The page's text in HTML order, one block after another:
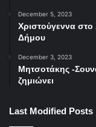
December 5, 2023
Χριστούγεννα στο
Δήμου
December 3, 2023
Μητσοτάκης -
ζημιώνει
Last Modified Posts